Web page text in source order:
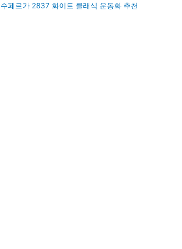
수페르가 2837 화이트 클래식 운동화 추천